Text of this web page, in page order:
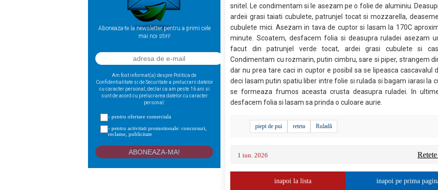
Aboneaza-te la newsletter pentru a primi cele
mai noi stiri!
Am fost informat(a) despre Politica de
Confidentialitate si de Securitate a prelucrarii datelor
cu caracter personal, declar ca am peste 16 ani si
sunt de acord cu prelucrarea datelor cu caracter
personal:
- pentru ofertare comerciala
- pentru activitati promotionale: concursuri,
reclame, publicitate
snitel. Le condimentam si le asezam pe o folie de aluminiu.
ardeii grasi taiati cubulete, patrunjel tocat si mozzarella,
cubulete mici. Asezam in tava de cuptor si lasam la 170C
minute. Scoatem, desfacem folia si deasupra ruladei asezam
facut din patrunjel verde tocat, ardei grasi cubulete si
Condimentam cu rozmarin, putin cimbru, sare si piper, strangem
dar nu prea tare caci in cuptor e posibil sa se lipeasca cascavalul
deci lasam putin spatiu liber intre folie si rulada si bagam iarasi la
se formeaza frumos aceasta crusta deasupra ruladei. In
desfacem folia si lasam sa prinda o culoare aurie.
piept de pui reteta Ruladă
1 iun. 2026
inapoi la lista inapoi pe prima